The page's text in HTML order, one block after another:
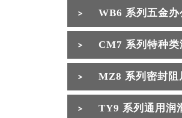
WB6 系列五金
CM7 系列特种类
MZ8 系列密封阻
TY9 系列通用润